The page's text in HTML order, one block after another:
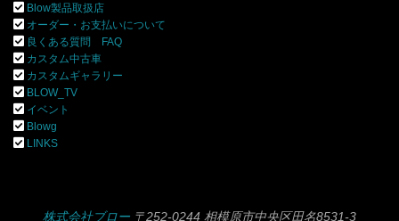
Blow製品取扱店
オーダー・お支払いについて
良くある質問 FAQ
カスタム中古車
カスタムギャラリー
BLOW_TV
イベント
Blowg
LINKS
株式会社ブロー 〒252-0244 相模原市中央区田名8531-3